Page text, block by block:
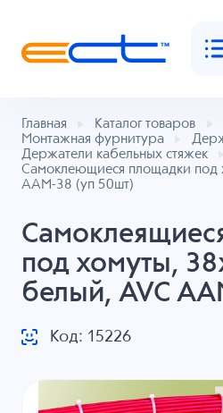
Главная
Каталог товаров
Монтажная фурнитура
Держатели кабельных стяжек
Самоклеющиеся площадки под
AAM-38 (уп 50шт)
под хомуты,
белый, AVC
Код: 15226